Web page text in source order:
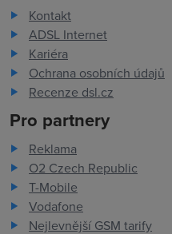
Kontakt
ADSL Internet
Kariéra
Ochrana osobních údajů
Recenze dsl.cz
Pro partnery
Reklama
O2 Czech Republic
T-Mobile
Vodafone
Nejlevnější GSM tarify